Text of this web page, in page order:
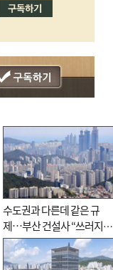
수도권과 다른데 같은 규
제…부산 건설사 “쓰러지기
직전”